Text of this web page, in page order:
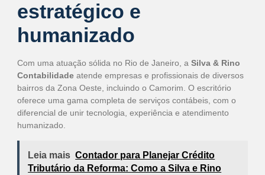
estratégico e
humanizado
Com uma atuação sólida no Rio de Janeiro, a Silva & Rino
Contabilidadeatende empresas e profissionais de diversos
bairros da Zona Oeste, incluindo o Camorim. O escritório
oferece uma gama completa de serviços contábeis, com o
diferencial de unir tecnologia, experiência e atendimento
humanizado.
Leia mais Contador para Planejar Crédito
Tributário da Reforma: Como a Silva e Rino